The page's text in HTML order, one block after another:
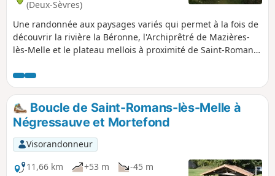
(Deux-Sèvres)
Une randonnée aux paysages variés qui permet à la fois de
découvrir la rivière la Béronne, l'Archiprêtré de Mazières-
lès-Melle et le plateau mellois à proximité de Saint-Romans-
Boucle de Saint-Romans-lès-Melle à
Négressauve et Mortefond
Visorandonneur
11,66 km
+53 m
-45 m